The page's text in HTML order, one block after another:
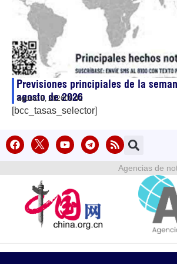
Previsiones principiales de la
agosto de 2026
agosto 8, 202609:42
[bcc_tasas_selector]
Agencias de